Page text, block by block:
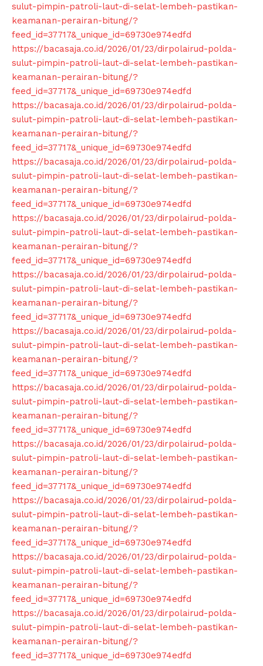
News Week
Magazine PRO
sulut-pimpin-patroli-laut-di-selat-lembeh-pastikan-
keamanan-perairan-bitung/?
feed_id=37717&_unique_id=69730e974edfd
https://bacasaja.co.id/2026/01/23/dirpolairud-polda-
sulut-pimpin-patroli-laut-di-selat-lembeh-pastikan-
keamanan-perairan-bitung/?
feed_id=37717&_unique_id=69730e974edfd
https://bacasaja.co.id/2026/01/23/dirpolairud-polda-
sulut-pimpin-patroli-laut-di-selat-lembeh-pastikan-
keamanan-perairan-bitung/?
feed_id=37717&_unique_id=69730e974edfd
https://bacasaja.co.id/2026/01/23/dirpolairud-polda-
sulut-pimpin-patroli-laut-di-selat-lembeh-pastikan-
keamanan-perairan-bitung/?
feed_id=37717&_unique_id=69730e974edfd
https://bacasaja.co.id/2026/01/23/dirpolairud-polda-
sulut-pimpin-patroli-laut-di-selat-lembeh-pastikan-
keamanan-perairan-bitung/?
feed_id=37717&_unique_id=69730e974edfd
https://bacasaja.co.id/2026/01/23/dirpolairud-polda-
sulut-pimpin-patroli-laut-di-selat-lembeh-pastikan-
keamanan-perairan-bitung/?
feed_id=37717&_unique_id=69730e974edfd
https://bacasaja.co.id/2026/01/23/dirpolairud-polda-
sulut-pimpin-patroli-laut-di-selat-lembeh-pastikan-
keamanan-perairan-bitung/?
feed_id=37717&_unique_id=69730e974edfd
https://bacasaja.co.id/2026/01/23/dirpolairud-polda-
sulut-pimpin-patroli-laut-di-selat-lembeh-pastikan-
keamanan-perairan-bitung/?
feed_id=37717&_unique_id=69730e974edfd
https://bacasaja.co.id/2026/01/23/dirpolairud-polda-
sulut-pimpin-patroli-laut-di-selat-lembeh-pastikan-
keamanan-perairan-bitung/?
feed_id=37717&_unique_id=69730e974edfd
https://bacasaja.co.id/2026/01/23/dirpolairud-polda-
sulut-pimpin-patroli-laut-di-selat-lembeh-pastikan-
keamanan-perairan-bitung/?
feed_id=37717&_unique_id=69730e974edfd
https://bacasaja.co.id/2026/01/23/dirpolairud-polda-
sulut-pimpin-patroli-laut-di-selat-lembeh-pastikan-
keamanan-perairan-bitung/?
feed_id=37717&_unique_id=69730e974edfd
https://bacasaja.co.id/2026/01/23/dirpolairud-polda-
sulut-pimpin-patroli-laut-di-selat-lembeh-pastikan-
keamanan-perairan-bitung/?
feed_id=37717&_unique_id=69730e974edfd